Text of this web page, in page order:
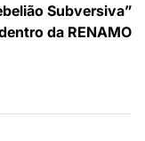
Subversiva”
da RENAMO